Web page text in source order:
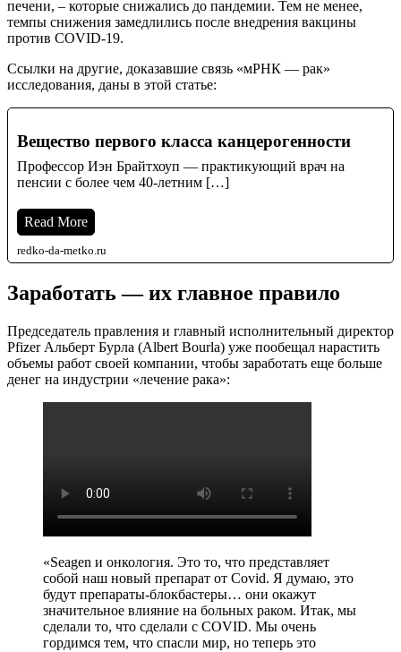
печени, – которые снижались до пандемии. Тем не менее,
темпы снижения замедлились после внедрения вакцины
против COVID-19.
Ссылки на другие, доказавшие связь «мРНК — рак»
исследования, даны в этой статье:
Вещество первого класса канцерогенности
Профессор Иэн Брайтхоуп — практикующий врач на
пенсии с более чем 40-летним […]
Read More
redko-da-metko.ru
Заработать — их главное правило
Председатель правления и главный исполнительный директор
Pfizer Альберт Бурла (Albert Bourla) уже пообещал нарастить
объемы работ своей компании, чтобы заработать еще больше
денег на индустрии «лечение рака»:
«Seagen и онкология. Это то, что представляет
собой наш новый препарат от Covid. Я думаю, это
будут препараты-блокбастеры… они окажут
значительное влияние на больных раком. Итак, мы
сделали то, что сделали с COVID. Мы очень
гордимся тем, что спасли мир, но теперь это